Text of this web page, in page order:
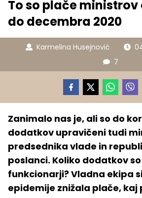
To so plače
do decembra 2020
Karmelina Husejnović
7
Zanimalo nas je, ali so do
dodatkov upravičeni tudi
predsednika vlade in
poslanci. Koliko dodatkov
funkcionarji? Vladna ekipa
epidemije znižala plače, kaj